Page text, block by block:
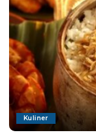
Kuliner